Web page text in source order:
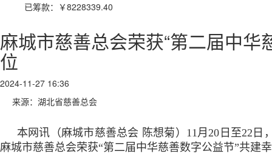
已筹款： ￥8228339.40
麻城市慈善总会荣获“第二届中
位
2024-11-27 16:36
来源：湖北省慈善总会
本网讯（麻城市慈善总会 陈想菊）11月20日至22
麻城市慈善总会荣获“第二届中华慈善数字公益节”共建